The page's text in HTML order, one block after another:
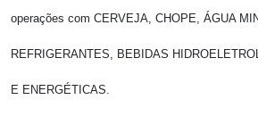
operações com CERVEJA, CHOPE, ÁGUA
REFRIGERANTES, BEBIDAS
E ENERGÉTICAS.